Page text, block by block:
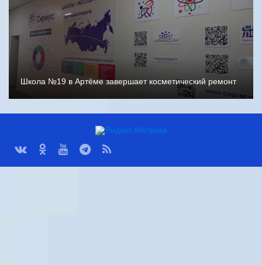
Школа №19 в Артёме завершает косметический ремонт